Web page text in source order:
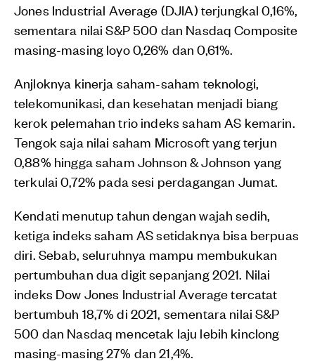
Jones Industrial Average (DJIA) terjungkal 0,16%,
sementara nilai S&P 500 dan Nasdaq Composite
masing-masing loyo 0,26% dan 0,61%.
Anjloknya kinerja saham-saham teknologi,
telekomunikasi, dan kesehatan menjadi biang
kerok pelemahan trio indeks saham AS kemarin.
Tengok saja nilai saham Microsoft yang terjun
0,88% hingga saham Johnson & Johnson yang
terkulai 0,72% pada sesi perdagangan Jumat.
Kendati menutup tahun dengan wajah sedih,
ketiga indeks saham AS setidaknya bisa berpuas
diri. Sebab, seluruhnya mampu membukukan
pertumbuhan dua digit sepanjang 2021. Nilai
indeks Dow Jones Industrial Average tercatat
bertumbuh 18,7% di 2021, sementara nilai S&P
500 dan Nasdaq mencetak laju lebih kinclong
masing-masing 27% dan 21,4%.